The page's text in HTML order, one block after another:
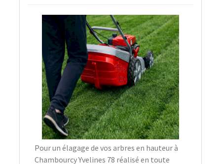
Pour un élagage de vos arbres en hauteur à
Chambourcy Yvelines 78 réalisé en toute